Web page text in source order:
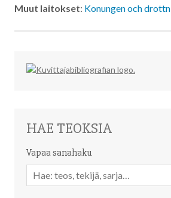
Muut laitokset: Konungen och
HAE TEOKSIA
Vapaa sanahaku
sanahaku